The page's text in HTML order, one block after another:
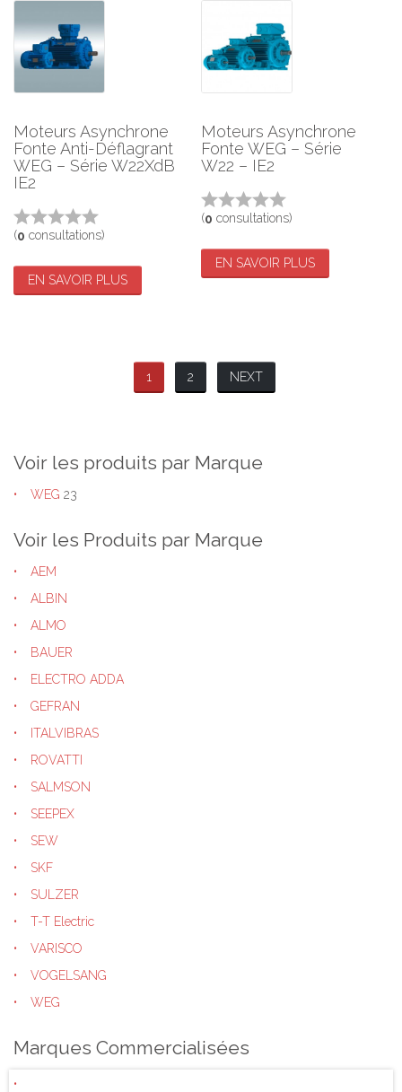
Moteurs Asynchrone
Fonte Anti-Déflagrant
WEG – Série W22XdB
IE2
(0 consultations)
EN SAVOIR PLUS
Moteurs Asynchrone
Fonte WEG – Série
W22 – IE2
(0 consultations)
EN SAVOIR PLUS
1 2 NEXT
Voir les produits par Marque
WEG 23
Voir les Produits par Marque
AEM
ALBIN
ALMO
BAUER
ELECTRO ADDA
GEFRAN
ITALVIBRAS
ROVATTI
SALMSON
SEEPEX
SEW
SKF
SULZER
T-T Electric
VARISCO
VOGELSANG
WEG
Marques Commercialisées